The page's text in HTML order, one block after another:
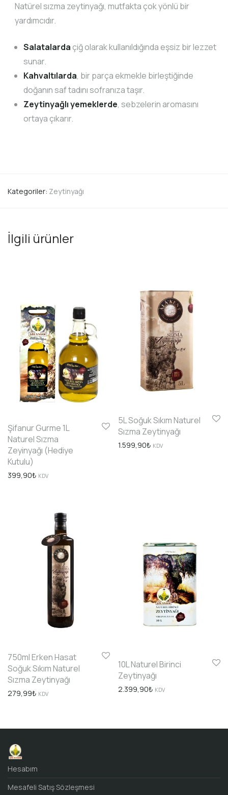
Natürel sızma zeytinyağı, mutfakta çok yönlü bir
yardımcıdır.
Salatalarda çiğ olarak kullanıldığında eşsiz bir lezzet
sunar.
Kahvaltılarda, bir parça ekmekle birleştiğinde
doğanın saf tadını sofranıza taşır.
Zeytinyağlı yemeklerde, sebzelerin aromasını
ortaya çıkarır.
Kategoriler: Zeytinyağı
İlgili ürünler
Şifanur Gurme 1L
Naturel Sızma
Zeyinyağı (Hediye
Kutulu)
399,90₺ KDV
5L Soğuk Sıkım Naturel
Sızma Zeytinyağı
1.599,90₺ KDV
750ml Erken Hasat
Soğuk Sıkım Naturel
Sızma Zeytinyağı
279,99₺ KDV
10L Naturel Birinci
Zeytinyağı
2.399,90₺ KDV
Hesabım
Mesafeli Satış Sözleşmesi